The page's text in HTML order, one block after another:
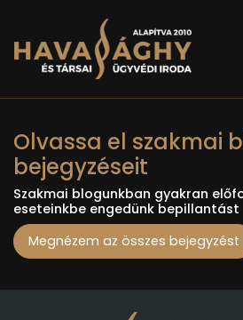
Olvassa el szakmai
bejegyzéseit
Szakmai blogunkban gyakran
eseteinkbe engedünk bepillantást
Megnézem az összes bejegyzést